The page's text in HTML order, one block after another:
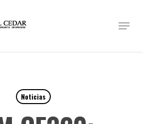
Menu
Noticias
Close